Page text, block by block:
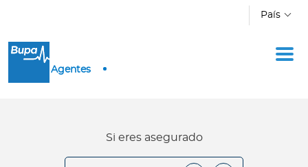
País
Ingresar a Mi Bupa
Agentes
Si eres asegurado